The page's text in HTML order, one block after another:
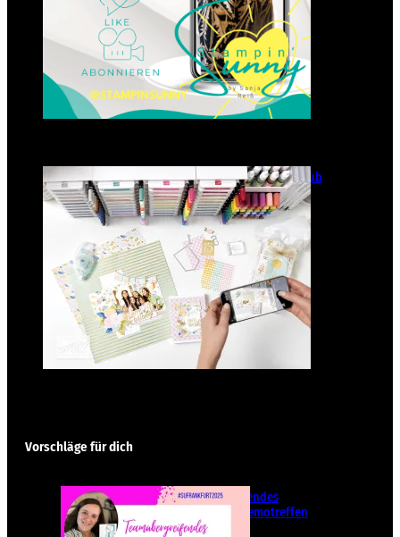
GANZ NEU: Scrapbooking Club
2025
21. Januar 2025
Vorschläge für dich
Teamübergreifendes
Stampin‘ Up! Demotreffen
– Sei dabei!